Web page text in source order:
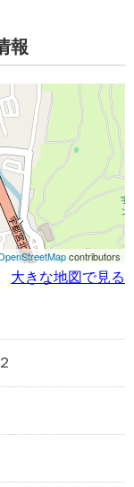
報
contributors
大きな地図で見る